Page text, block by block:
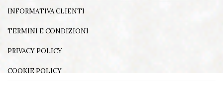
INFORMATIVA CLIENTI
TERMINI E CONDIZIONI
PRIVACY POLICY
COOKIE POLICY